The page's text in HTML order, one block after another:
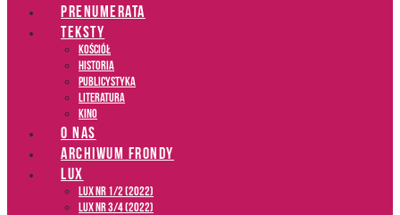
PRENUMERATA
TEKSTY
Kościół
Historia
Publicystyka
Literatura
Kino
O NAS
ARCHIWUM FRONDY
LUX
LUX NR 1/2 (2022)
LUX NR 3/4 (2022)